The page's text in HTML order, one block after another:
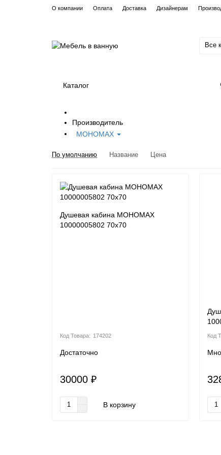
О компании Оплата Доставка Дизайнерам
Все
Каталог
Производитель
МОНОМАХ
По умолчанию Название Цена
Душевая кабина МОНОМАХ
10000005802 70х70
174202
Достаточно
30000 ₽
В корзину